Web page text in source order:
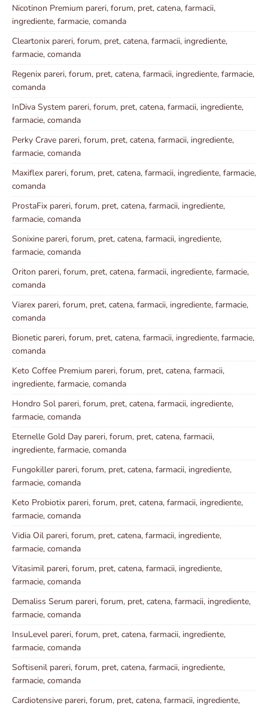
Nicotinon Premium pareri, forum, pret, catena, farmacii,
ingrediente, farmacie, comanda
Cleartonix pareri, forum, pret, catena, farmacii, ingrediente,
farmacie, comanda
Regenix pareri, forum, pret, catena, farmacii, ingrediente, farmacie,
comanda
InDiva System pareri, forum, pret, catena, farmacii, ingrediente,
farmacie, comanda
Perky Crave pareri, forum, pret, catena, farmacii, ingrediente,
farmacie, comanda
Maxiflex pareri, forum, pret, catena, farmacii, ingrediente, farmacie,
comanda
ProstaFix pareri, forum, pret, catena, farmacii, ingrediente,
farmacie, comanda
Sonixine pareri, forum, pret, catena, farmacii, ingrediente,
farmacie, comanda
Oriton pareri, forum, pret, catena, farmacii, ingrediente, farmacie,
comanda
Viarex pareri, forum, pret, catena, farmacii, ingrediente, farmacie,
comanda
Bionetic pareri, forum, pret, catena, farmacii, ingrediente, farmacie,
comanda
Keto Coffee Premium pareri, forum, pret, catena, farmacii,
ingrediente, farmacie, comanda
Hondro Sol pareri, forum, pret, catena, farmacii, ingrediente,
farmacie, comanda
Eternelle Gold Day pareri, forum, pret, catena, farmacii,
ingrediente, farmacie, comanda
Fungokiller pareri, forum, pret, catena, farmacii, ingrediente,
farmacie, comanda
Keto Probiotix pareri, forum, pret, catena, farmacii, ingrediente,
farmacie, comanda
Vidia Oil pareri, forum, pret, catena, farmacii, ingrediente,
farmacie, comanda
Vitasimil pareri, forum, pret, catena, farmacii, ingrediente,
farmacie, comanda
Demaliss Serum pareri, forum, pret, catena, farmacii, ingrediente,
farmacie, comanda
InsuLevel pareri, forum, pret, catena, farmacii, ingrediente,
farmacie, comanda
Softisenil pareri, forum, pret, catena, farmacii, ingrediente,
farmacie, comanda
Cardiotensive pareri, forum, pret, catena, farmacii, ingrediente,